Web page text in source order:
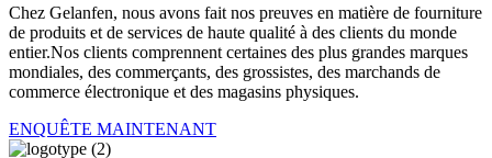
Chez Gelanfen, nous avons fait nos preuves en matière de fourniture
de produits et de services de haute qualité à des clients du monde
entier.Nos clients comprennent certaines des plus grandes marques
mondiales, des commerçants, des grossistes, des marchands de
commerce électronique et des magasins physiques.
ENQUÊTE MAINTENANT